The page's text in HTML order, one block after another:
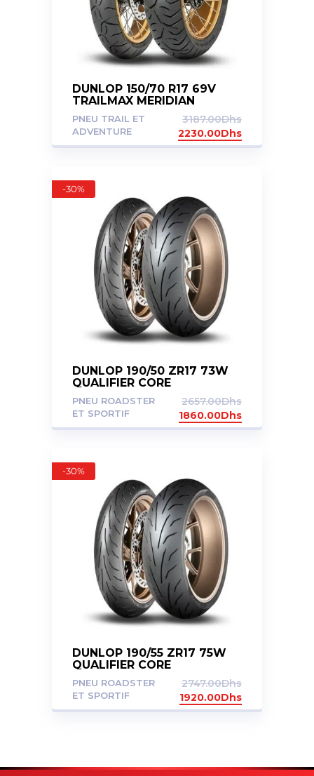
DUNLOP 150/70 R17 69V
TRAILMAX MERIDIAN
PNEU TRAIL ET
ADVENTURE
3187.00Dhs
2230.00Dhs
DUNLOP 190/50 ZR17 73W
QUALIFIER CORE
PNEU ROADSTER
ET SPORTIF
2657.00Dhs
1860.00Dhs
-30%
DUNLOP 190/55 ZR17 75W
QUALIFIER CORE
PNEU ROADSTER
ET SPORTIF
2747.00Dhs
1920.00Dhs
-30%